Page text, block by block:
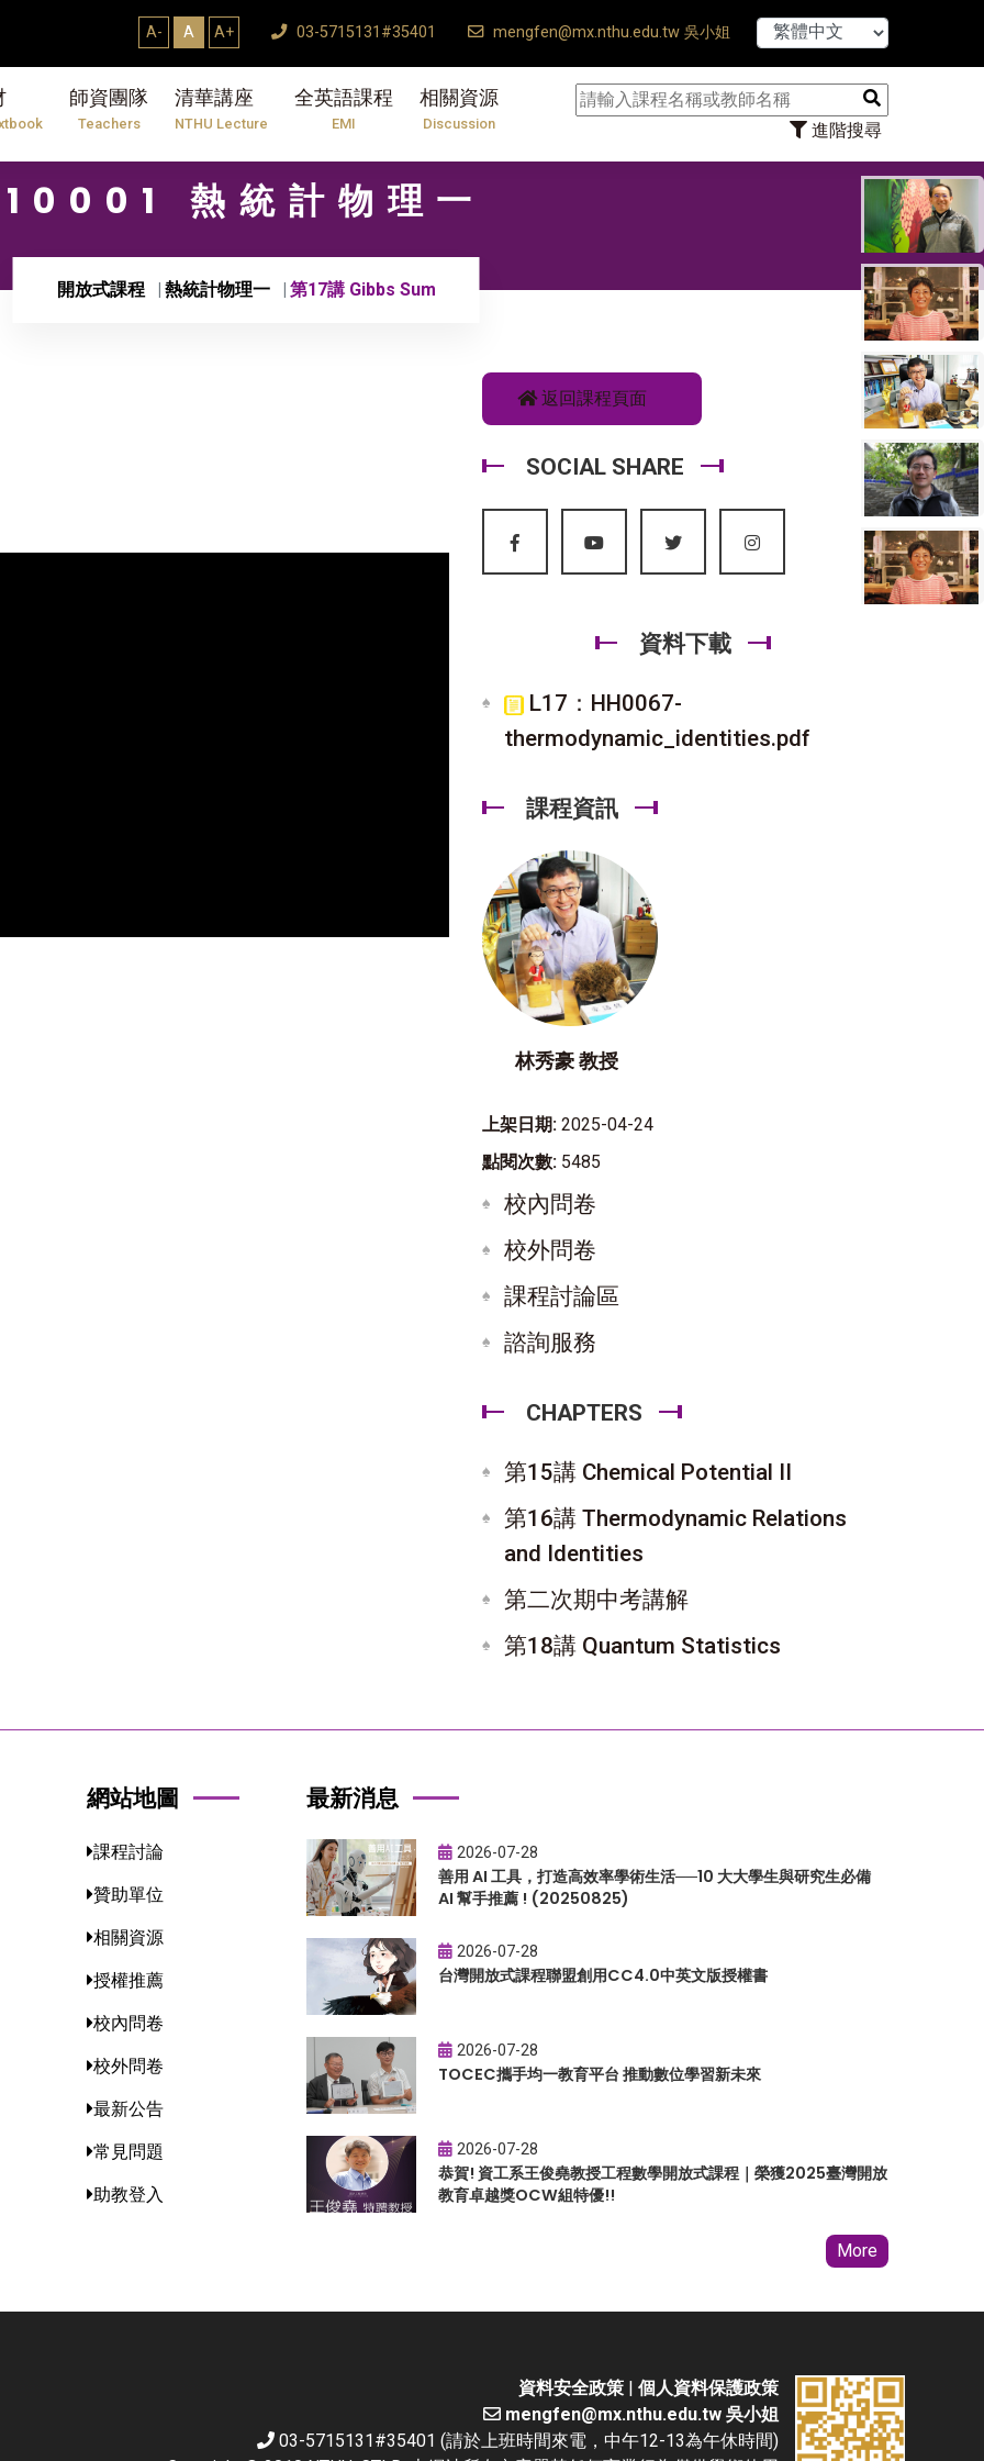
A- A A+ 03-5715131#35401 mengfen@mx.nthu.edu.tw 吳小姐
師資團隊
Teachers
清華講座
NTHU Lecture
全英語課程
EMI
相關資源
Discussion 進階搜尋
【7/31】
10001 熱統計物理一
開放式課程 熱統計物理一 第17講 Gibbs Sum
返回課程頁面
SOCIAL SHARE
資料下載
L17：HH0067-
thermodynamic_identities.pdf
課程資訊
林秀豪 教授
上架日期: 2025-04-24
點閱次數: 5485
校內問卷
校外問卷
課程討論區
諮詢服務
CHAPTERS
第15講 Chemical Potential II
第16講 Thermodynamic Relations
and Identities
第二次期中考講解
第18講 Quantum Statistics
網站地圖
課程討論
贊助單位
相關資源
授權推薦
校內問卷
校外問卷
最新公告
常見問題
助教登入
最新消息
2026-07-28
善用 AI 工具，打造高效率學術生活──10 大大學生與研究生必備
AI 幫手推薦 ! (20250825)
2026-07-28
台灣開放式課程聯盟創用CC4.0中英文版授權書
2026-07-28
TOCEC攜手均一教育平台 推動數位學習新未來
2026-07-28
恭賀! 資工系王俊堯教授工程數學開放式課程｜榮獲2025臺灣開放
教育卓越獎OCW組特優!!
More
資料安全政策 | 個人資料保護政策
mengfen@mx.nthu.edu.tw 吳小姐
03-5715131#35401 (請於上班時間來電，中午12-13為午休時間)